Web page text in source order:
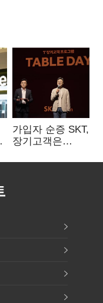
가입자 순증 SKT,
장기고객은
챙긴다